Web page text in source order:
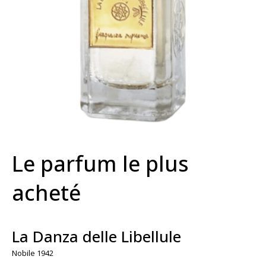
Le parfum le plus
acheté
La Danza delle Libellule
Nobile 1942